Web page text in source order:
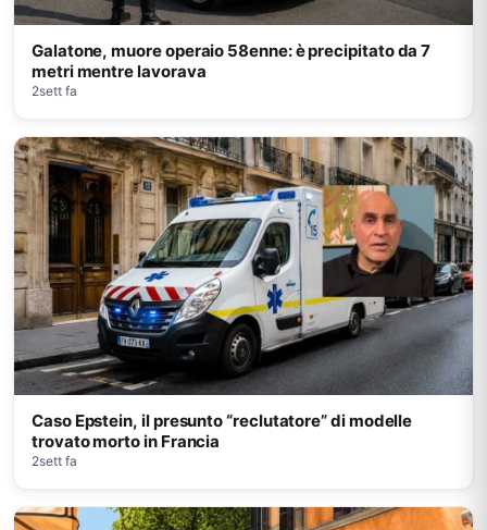
Galatone, muore operaio 58enne: è precipitato da 7
metri mentre lavorava
2sett fa
Caso Epstein, il presunto “reclutatore” di modelle
trovato morto in Francia
2sett fa